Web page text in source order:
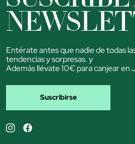
Entérate antes que nadie de todas
tendencias y sorpresas. y
Además llévate 10€ para canjear en
Suscribirse